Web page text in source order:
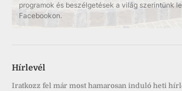
programok és beszélgetések a világ szerintünk
Facebookon.
Hírlevél
Iratkozz fel már most hamarosan induló heti